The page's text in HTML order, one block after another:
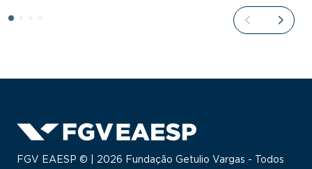
FGV EAESP © | 2026 Fundação Getulio Vargas - Todos